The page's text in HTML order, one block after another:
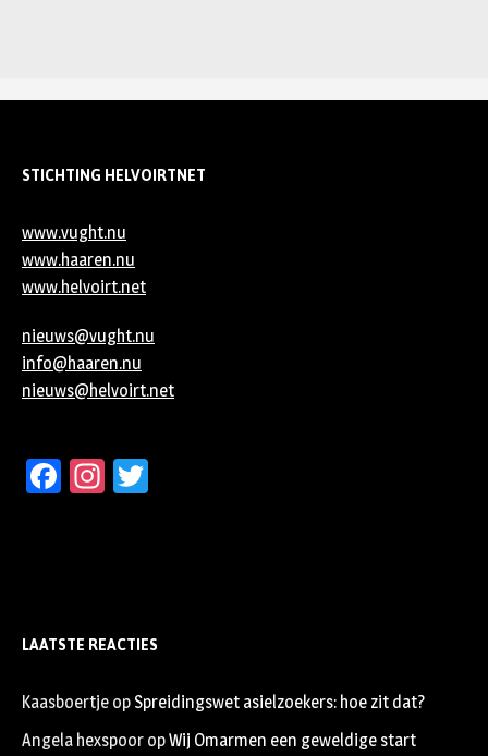
STICHTING HELVOIRTNET
www.vught.nu
www.haaren.nu
www.helvoirt.net
nieuws@vught.nu
info@haaren.nu
nieuws@helvoirt.net
Facebook
Instagram
LAATSTE REACTIES
Kaasboertje op Spreidingswet asielzoekers: hoe zit dat?
Angela hexspoor opWij Omarmen een geweldige start